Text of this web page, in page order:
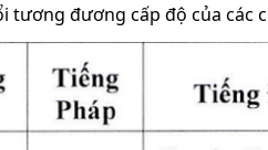
tương đương cấp độ của các